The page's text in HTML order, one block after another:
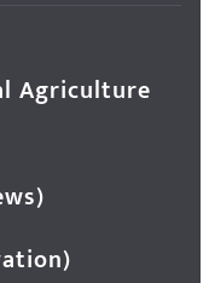
Agriculture